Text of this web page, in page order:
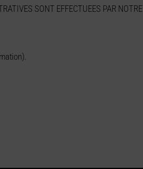
SONT EFFECTUEES PAR NOTRE